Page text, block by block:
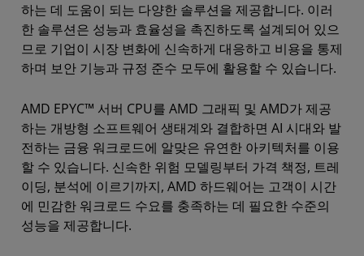
하는 데 도움이 되는 다양한 솔루션을 제공합니다. 이러
한 솔루션은 성능과 효율성을 촉진하도록 설계되어 있으
므로 기업이 시장 변화에 신속하게 대응하고 비용을 통제
하며 보안 기능과 규정 준수 모두에 활용할 수 있습니다.
AMD EPYC™ 서버 CPU를 AMD 그래픽 및 AMD가 제공
하는 개방형 소프트웨어 생태계와 결합하면 AI 시대와 발
전하는 금융 워크로드에 알맞은 유연한 아키텍처를 이용
할 수 있습니다. 신속한 위험 모델링부터 가격 책정, 트레
이딩, 분석에 이르기까지, AMD 하드웨어는 고객이 시간
에 민감한 워크로드 수요를 충족하는 데 필요한 수준의
성능을 제공합니다.